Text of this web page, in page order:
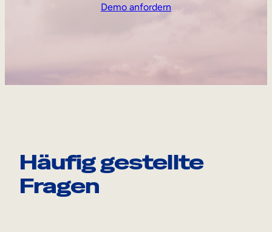
RUNDGANG MACHEN DEMO ANFORDERN
Demo anfordern
Häufig gestellte
Fragen